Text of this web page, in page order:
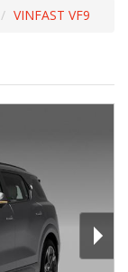
VINFAST VF9